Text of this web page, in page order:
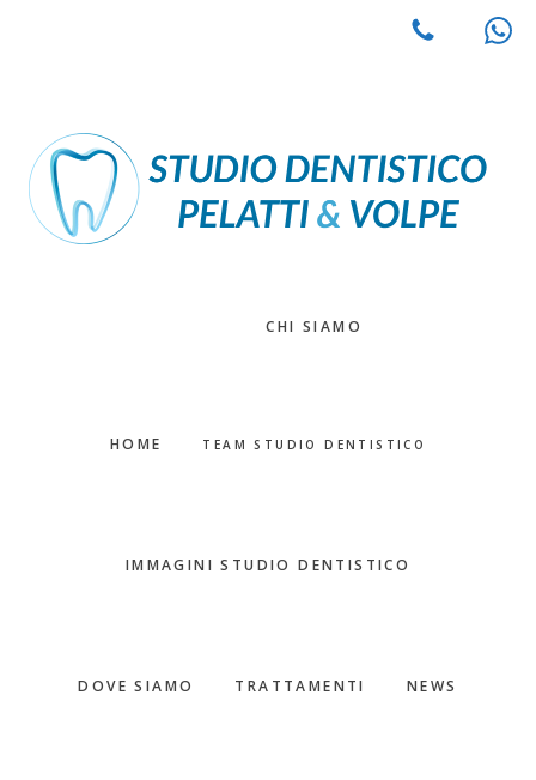
primaria
HOME
CHI SIAMO
TEAM STUDIO DENTISTICO
IMMAGINI STUDIO DENTISTICO
DOVE SIAMO TRATTAMENTI NEWS